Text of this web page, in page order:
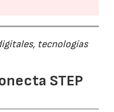
tecnologías
STEP